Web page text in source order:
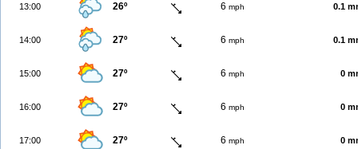
13:00 26º 6 mph 0.1
14:00 27º 6 mph 0.1
15:00 27º 6 mph 0
16:00 27º 6 mph 0
17:00 27º 6 mph 0